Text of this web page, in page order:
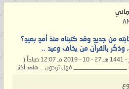
من جديدٍ وقد كتبناه منذ أمدٍ بعيدٍ؟
وذكّر بالقرآن من يخاف وعيد ..
الإمام ناصر محمد اليماني 28 - صفر - 1441 هـ 27 - 10 - 2019 مـ 12:07 صباحاً (
__________________ فهل تريدون... شاهد أكثر